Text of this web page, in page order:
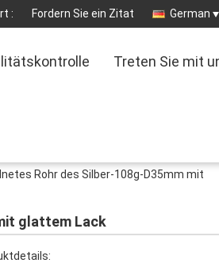
: Fordern Sie ein Zitat German
Treten Sie mit
Rohr des Silber-108g-D35mm mit
glattem Lack